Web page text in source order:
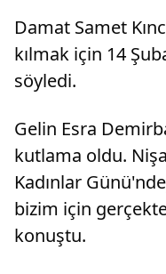
Damat Samet
kılmak için 14
söyledi.
Gelin Esra
kutlama oldu.
Kadınlar
bizim için
konuştu.